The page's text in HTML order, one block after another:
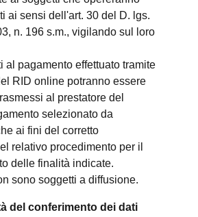
ai sensi dell'art. 30 del D. lgs.
n. 196 s.m., vigilando sul loro
al pagamento effettuato tramite
RID online potranno essere
al prestatore del
selezionato da
ai fini del corretto
relativo procedimento per il
delle finalità indicate.
sono soggetti a diffusione.
del conferimento dei dati